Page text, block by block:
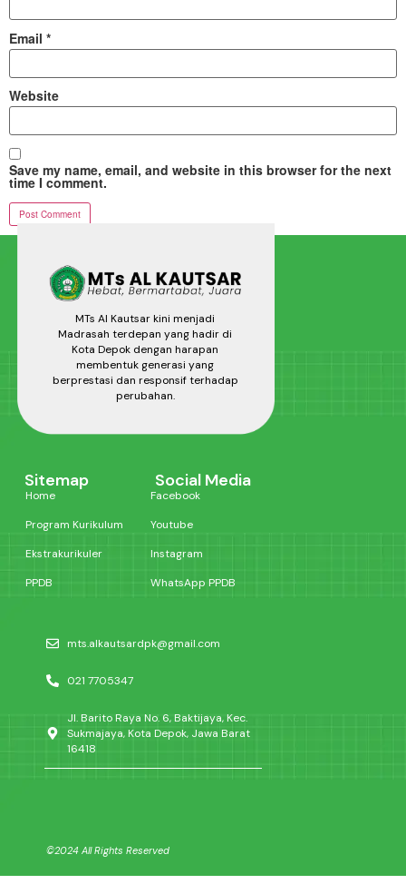
Email *
Website
Save my name, email, and website in this browser for the next
time I comment.
MTs Al Kautsar kini menjadi
Madrasah terdepan yang hadir di
Kota Depok dengan harapan
membentuk generasi yang
berprestasi dan responsif terhadap
perubahan.
Sitemap
Home
Program Kurikulum
Ekstrakurikuler
PPDB
Social Media
Facebook
Youtube
Instagram
WhatsApp PPDB
mts.alkautsardpk@gmail.com
021 7705347
Jl. Barito Raya No. 6, Baktijaya, Kec.
Sukmajaya, Kota Depok, Jawa Barat
16418
©2024 All Rights Reserved